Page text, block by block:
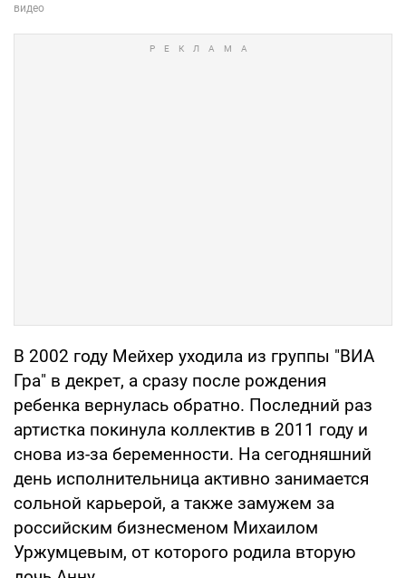
В 2002 году Мейхер уходила из группы "ВИА
Гра" в декрет, а сразу после рождения
ребенка вернулась обратно. Последний раз
артистка покинула коллектив в 2011 году и
снова из-за беременности. На сегодняшний
день исполнительница активно занимается
сольной карьерой, а также замужем за
российским бизнесменом Михаилом
Уржумцевым, от которого родила вторую